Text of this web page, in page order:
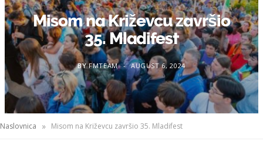
Misom na Križevcu završio
35. Mladifest
BY FMTEAM AUGUST 6, 2024
Naslovnica » Misom na Križevcu završio 35. Mladifest